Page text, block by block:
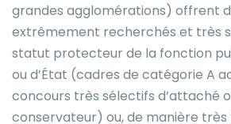
grandes agglomérations) offrent
extrêmement recherchés et très
statut protecteur de la fonction
ou d’État (cadres de catégorie A
concours très sélectifs d’attaché
conservateur) ou, de manière